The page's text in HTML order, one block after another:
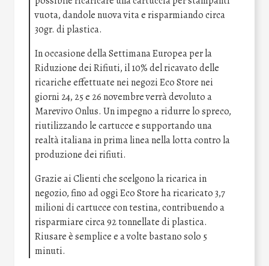
vuota, dandole nuova vita e risparmiando circa
30gr. di plastica.
In occasione della Settimana Europea per la
Riduzione dei Rifiuti, il 10% del ricavato delle
ricariche effettuate nei negozi Eco Store nei
giorni 24, 25 e 26 novembre verrà devoluto a
Marevivo Onlus. Un impegno a ridurre lo spreco,
riutilizzando le cartucce e supportando una
realtà italiana in prima linea nella lotta contro la
produzione dei rifiuti.
Grazie ai Clienti che scelgono la ricarica in
negozio, fino ad oggi Eco Store ha ricaricato 3,7
milioni di cartucce con testina, contribuendo a
risparmiare circa 92 tonnellate di plastica.
Riusare è semplice e a volte bastano solo 5
minuti.